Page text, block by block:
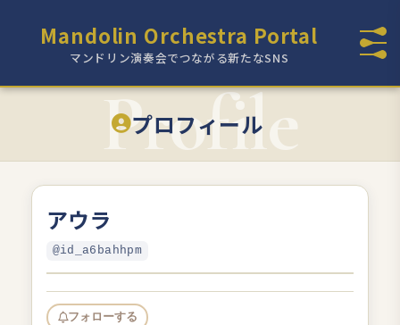
Mandolin Orchestra Portal
マンドリン演奏会でつながる新たなSNS
プロフィール
アウラ
@id_a6bahhpm
フォローする